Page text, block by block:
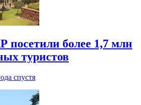
более 1,7 млн
туристов
спустя